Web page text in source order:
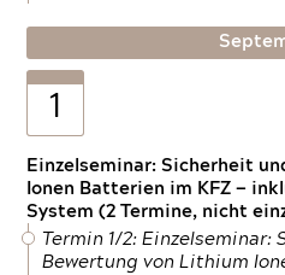
1
Einzelseminar: Sicherheit
Ionen Batterien im KFZ —
System (2 Termine, nicht
Termin 1/2: Einzelseminar:
Bewertung von Lithium